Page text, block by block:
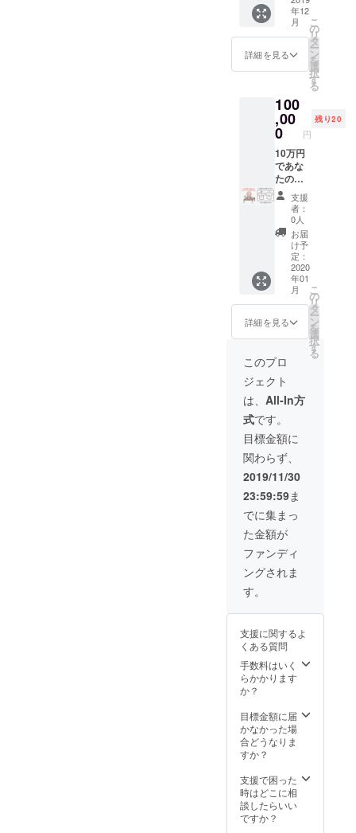
L、XL
からお
選びく
ださ
ティと
いう業
者から
発送さ
れま
す。
用の商
品で
す。 オ
ンライ
ン
購入で
きませ
ん。
S、M、
L、XL
からサ
イズを
お選び
くださ
い。
pixivFA
CTORY
という
業者か
ら発送
されま
す。
年12
月
詳細を見る
こ
の
リ
タ
ー
ン
を
選
択
す
る
100
,00
0 円
残り20
10万円
であな
たのデ
ザイン
をサム
ライデ
ザイン
で販売
しま
す！ 日
本中の
人に着
てもら
える
チャン
す！
メール
アドレ
スにご
連絡し
ますの
で、紙
に描い
たラフ
を添付
して送
り返し
てくだ
さい。
※表面の
み、裏
面の
み、両
ホワイ
ラッ
ク、
レッ
ド、
イエ
ローか
らお選
当社デ
ザイ
ナーが
ラフを
支援
者：
0人
お届
け予
定：
2020
年01
月
詳細を見る
こ
の
リ
タ
ー
ン
を
選
択
す
る
このプロ
ジェクト
は、 All-In方
式です。
目標金額に
関わらず、
2019/11/30
23:59:59ま
でに集まっ
た金額が
ファンディ
ングされま
す。
支援に関するよ
くある質問
手数料はいく
らかかります
か？
目標金額に届
かなかった場
合どうなりま
すか？
支援で困った
時はどこに相
談したらいい
ですか？